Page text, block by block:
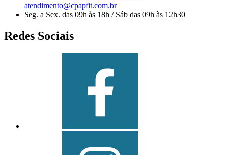
atendimento@cpapfit.com.br
Seg. a Sex. das 09h às 18h / Sáb das 09h às 12h30
Redes Sociais